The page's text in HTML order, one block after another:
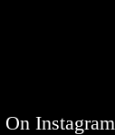
Instagram